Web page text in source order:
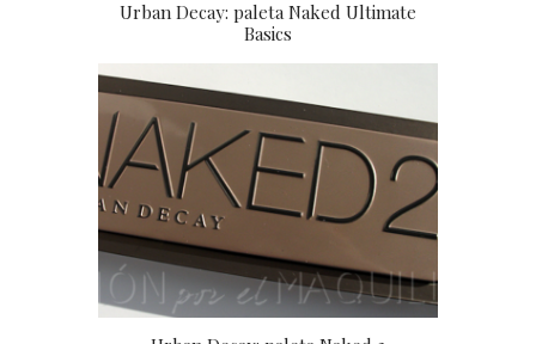
Urban Decay: paleta Naked Ultimate
Basics